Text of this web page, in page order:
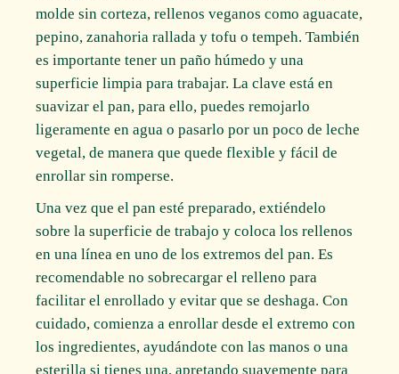
molde sin corteza, rellenos veganos como aguacate,
pepino, zanahoria rallada y tofu o tempeh. También
es importante tener un paño húmedo y una
superficie limpia para trabajar. La clave está en
suavizar el pan, para ello, puedes remojarlo
ligeramente en agua o pasarlo por un poco de leche
vegetal, de manera que quede flexible y fácil de
enrollar sin romperse.
Una vez que el pan esté preparado, extiéndelo
sobre la superficie de trabajo y coloca los rellenos
en una línea en uno de los extremos del pan. Es
recomendable no sobrecargar el relleno para
facilitar el enrollado y evitar que se deshaga. Con
cuidado, comienza a enrollar desde el extremo con
los ingredientes, ayudándote con las manos o una
esterilla si tienes una, apretando suavemente para